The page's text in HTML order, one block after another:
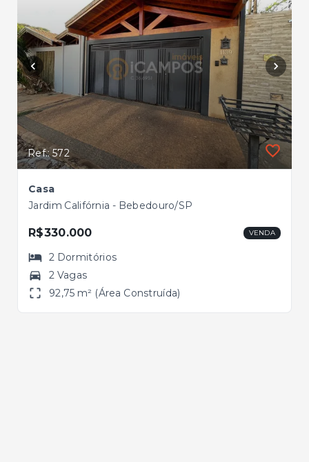
Ref.: 572
Casa
Jardim Califórnia - Bebedouro/SP
R$330.000 VENDA
2 Dormitórios
2 Vagas
92,75 m² (Área Construída)